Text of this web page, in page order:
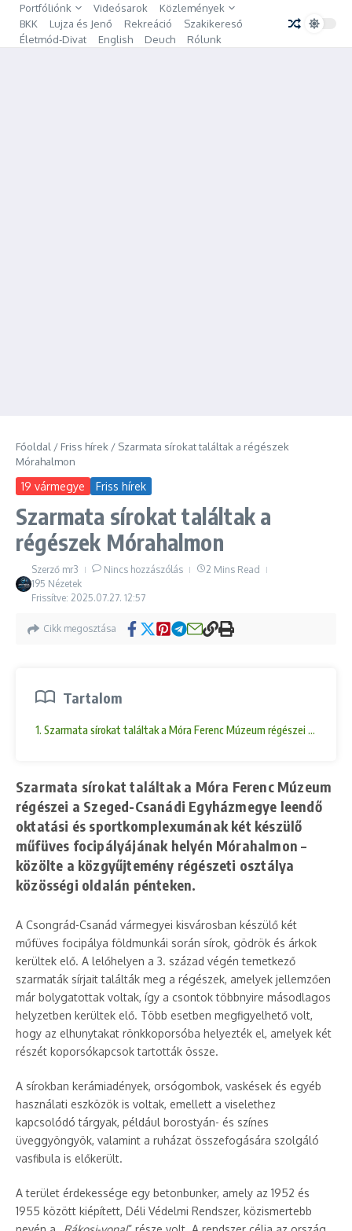
Portfóliónk Videósarok
Közlemények
BKK
Lujza és Jenő Rekreáció
Szakikereső
Életmód-Divat
English Deuch Rólunk
Főoldal / Friss hírek / Szarmata sírokat találtak a régészek
Mórahalmon
19 vármegye Friss hírek
Szarmata sírokat találtak a
régészek Mórahalmon
Szerző mr3 Nincs hozzászólás
2 Mins Read
195 Nézetek
Frissítve: 2025.07.27. 12:57
Cikk megosztása
Tartalom
1. Szarmata sírokat találtak a Móra Ferenc Múzeum régészei a
Szarmata sírokat találtak a Móra Ferenc Múzeum
régészei a Szeged-Csanádi Egyházmegye leendő
oktatási és sportkomplexumának két készülő
műfüves focipályájának helyén Mórahalmon –
közölte a közgyűjtemény régészeti osztálya
közösségi oldalán pénteken.
A Csongrád-Csanád vármegyei kisvárosban készülő két
műfüves focipálya földmunkái során sírok, gödrök és árkok
kerültek elő. A lelőhelyen a 3. század végén temetkező
szarmaták sírjait találták meg a régészek, amelyek jellemzően
már bolygatottak voltak, így a csontok többnyire másodlagos
helyzetben kerültek elő. Több esetben megfigyelhető volt,
hogy az elhunytakat rönkkoporsóba helyezték el, amelyek két
részét koporsókapcsok tartották össze.
A sírokban kerámiadények, orsógombok, vaskések és egyéb
használati eszközök is voltak, emellett a viselethez
kapcsolódó tárgyak, például borostyán- és színes
üveggyöngyök, valamint a ruházat összefogására szolgáló
vasfibula is előkerült.
A terület érdekessége egy betonbunker, amely az 1952 és
1955 között kiépített, Déli Védelmi Rendszer, közismertebb